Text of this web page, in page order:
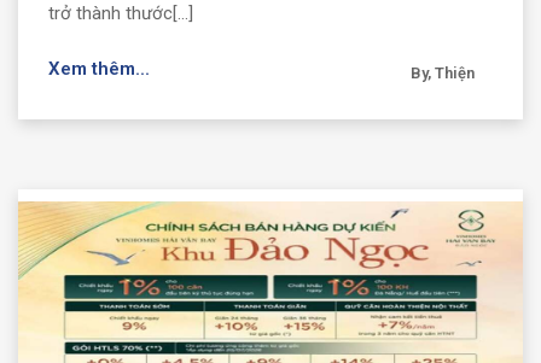
trở thành thước[...]
Xem thêm... By, Thiện